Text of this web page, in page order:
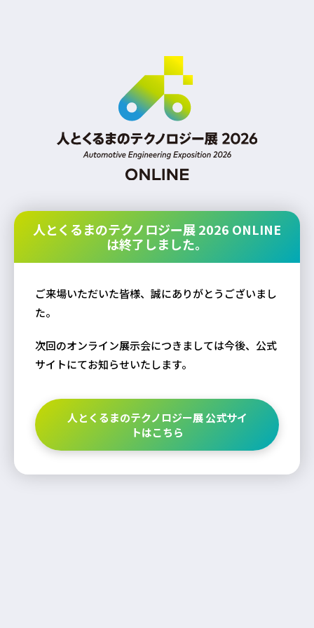
人とくるまのテクノロジー展 2026 ONLINE
は終了しました。
ご来場いただいた皆様、誠にありがとうございまし
た。
次回のオンライン展示会につきましては今後、公式
サイトにてお知らせいたします。
人とくるまのテクノロジー展 公式サイ
トはこちら